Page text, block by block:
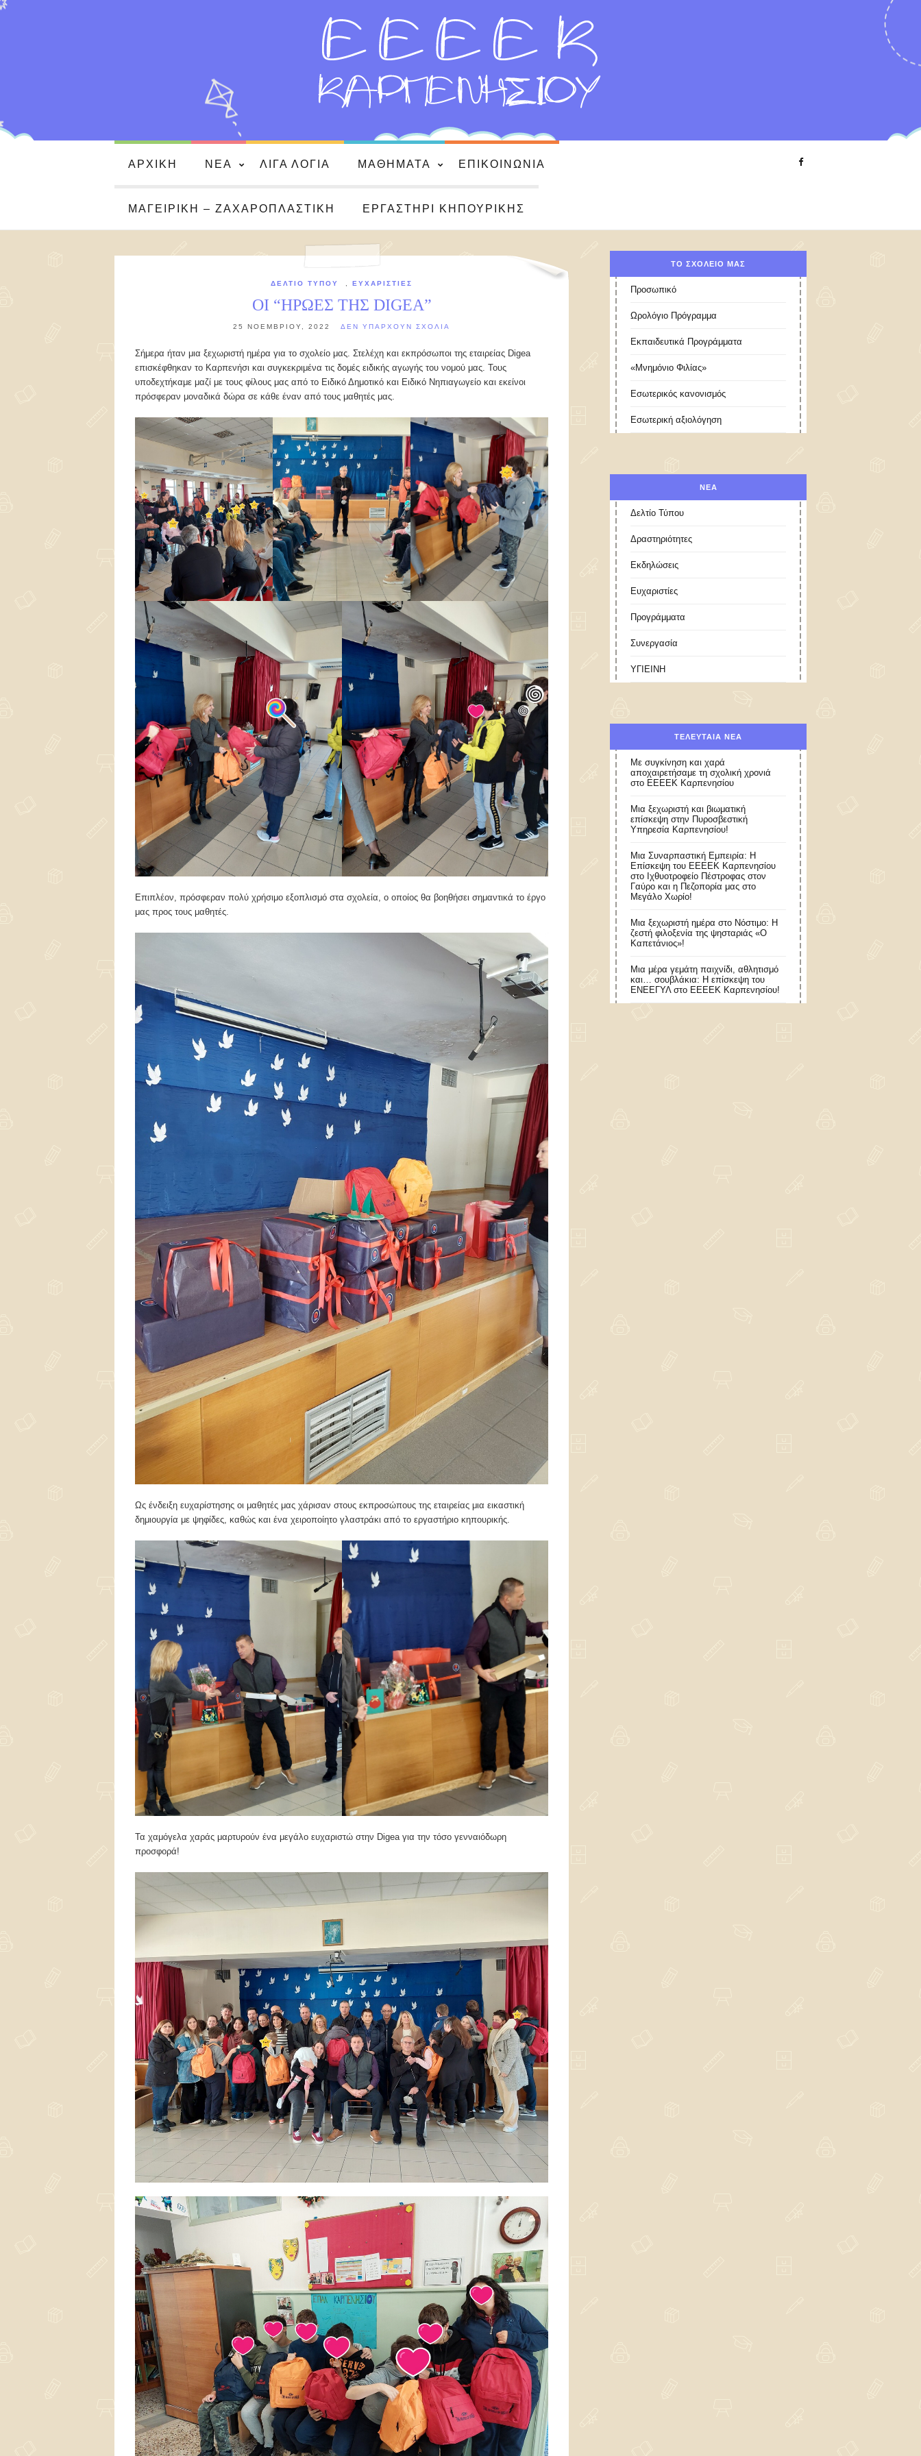
ΑΡΧΙΚΉ ΝΈΑ ΛΊΓΑ ΛΌΓΙΑ ΜΑΘΉΜΑΤΑ ΕΠΙΚΟΙΝΩΝΊΑ
ΜΑΓΕΙΡΙΚΉ – ΖΑΧΑΡΟΠΛΑΣΤΙΚΉ ΕΡΓΑΣΤΉΡΙ ΚΗΠΟΥΡΙΚΉΣ
ΔΕΛΤΊΟ ΤΎΠΟΥ ,ΕΥΧΑΡΙΣΤΊΕΣ
ΟΙ “ΗΡΩΕΣ ΤΗΣ DIGEA”
25 ΝΟΕΜΒΡΊΟΥ, 2022 ΔΕΝ ΥΠΆΡΧΟΥΝ ΣΧΌΛΙΑ
Σήμερα ήταν μια ξεχωριστή ημέρα για το σχολείο μας. Στελέχη και εκπρόσωποι της εταιρείας Digea
επισκέφθηκαν το Καρπενήσι και συγκεκριμένα τις δομές ειδικής αγωγής του νομού μας. Τους
υποδεχτήκαμε μαζί με τους φίλους μας από το Ειδικό Δημοτικό και Ειδικό Νηπιαγωγείο και εκείνοι
πρόσφεραν μοναδικά δώρα σε κάθε έναν από τους μαθητές μας.
Επιπλέον, πρόσφεραν πολύ χρήσιμο εξοπλισμό στα σχολεία, ο οποίος θα βοηθήσει σημαντικά το έργο
μας προς τους μαθητές.
Ως ένδειξη ευχαρίστησης οι μαθητές μας χάρισαν στους εκπροσώπους της εταιρείας μια εικαστική
δημιουργία με ψηφίδες, καθώς και ένα χειροποίητο γλαστράκι από το εργαστήριο κηπουρικής.
Τα χαμόγελα χαράς μαρτυρούν ένα μεγάλο ευχαριστώ στην Digea για την τόσο γενναιόδωρη
προσφορά!
ΤΟ ΣΧΟΛΕΊΟ ΜΑΣ
Προσωπικό
Ωρολόγιο Πρόγραμμα
Εκπαιδευτικά Προγράμματα
«Μνημόνιο Φιλίας»
Εσωτερικός κανονισμός
Εσωτερική αξιολόγηση
ΝΕΑ
Δελτίο Τύπου
Δραστηριότητες
Εκδηλώσεις
Ευχαριστίες
Προγράμματα
Συνεργασία
ΥΓΙΕΙΝΗ
ΤΕΛΕΥΤΑΊΑ ΝΈΑ
Με συγκίνηση και χαρά
αποχαιρετήσαμε τη σχολική χρονιά
στο ΕΕΕΕΚ Καρπενησίου
Μια ξεχωριστή και βιωματική
επίσκεψη στην Πυροσβεστική
Υπηρεσία Καρπενησίου!
Μια Συναρπαστική Εμπειρία: Η
Επίσκεψη του ΕΕΕΕΚ Καρπενησίου
στο Ιχθυοτροφείο Πέστροφας στον
Γαύρο και η Πεζοπορία μας στο
Μεγάλο Χωρίο!
​Μια ξεχωριστή ημέρα στο Νόστιμο: Η
ζεστή φιλοξενία της ψησταριάς «Ο
Καπετάνιος»!
Μια μέρα γεμάτη παιχνίδι, αθλητισμό
και… σουβλάκια: Η επίσκεψη του
ΕΝΕΕΓΥΛ στο ΕΕΕΕΚ Καρπενησίου!